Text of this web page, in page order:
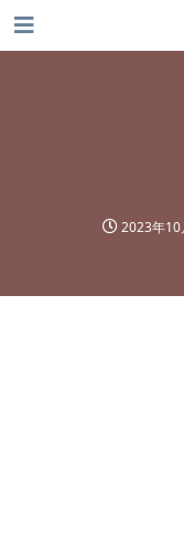
2023年10